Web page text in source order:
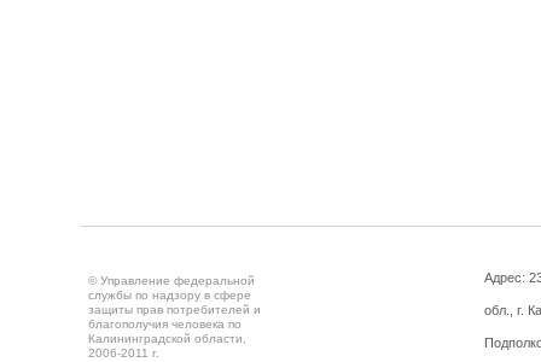
© Управление федеральной
службы по надзору в сфере
защиты прав потребителей и
благополучия человека по
Калининградской области,
2006-2011 г.
Адрес:
обл., г.